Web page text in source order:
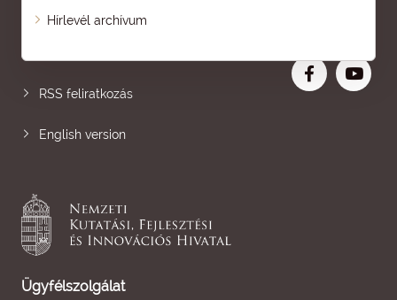
Hírlevél archívum
Oldaltérkép
RSS feliratkozás
English version
Ügyfélszolgálat